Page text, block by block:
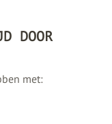
DOOR
met: